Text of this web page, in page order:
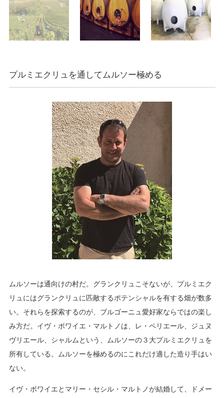
プルミエクリュを通してムルソー極める
ムルソーは通向けの村だ。グランクリュこそないが、プルミエク
リュにはグランクリュに匹敵するポテンシャルを有する畑が数多
い。それらを探索するのが、ブルゴーニュ愛好家ならではの楽し
み方だ。イヴ・ボワイエ・マルトノは、レ・ペリエール、ジュヌ
ヴリエール、シャルムという、ムルソーの３大プルミエクリュを
所有している。ムルソーを極めるのにこれだけ適した造り手はい
ない。
イヴ・ボワイエとマリー・セシル・マルトノが結婚して、ドメー